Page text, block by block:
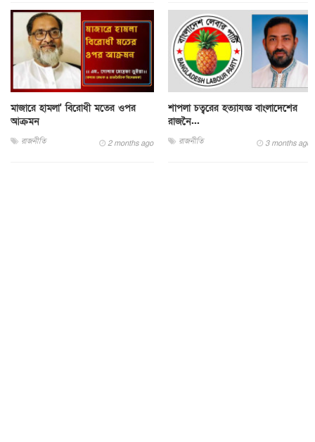
মাজারে হামলা' বিরোধী মতের ওপর
আক্রমন
রাজনীতি 2 months ago
শাপলা চত্বরের হত্যাযজ্ঞ বাংলাদেশের
রাজনৈ...
রাজনীতি 3 months ago